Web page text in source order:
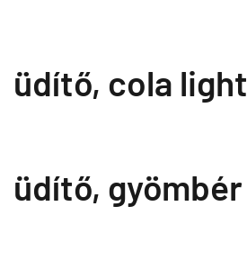
üdítő, cola light
üdítő, gyömbér